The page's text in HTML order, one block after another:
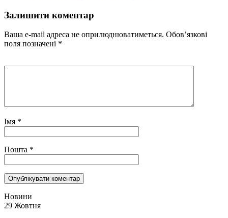
Залишити коментар
Ваша e-mail адреса не оприлюднюватиметься. Обов’язкові
поля позначені *
Імя *
Пошта *
Новини
29 Жовтня